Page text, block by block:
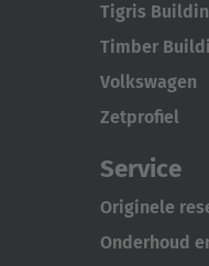
Tigris
Timber
Volkswagen
Zetprofiel
Service
Originele
Onderhoud